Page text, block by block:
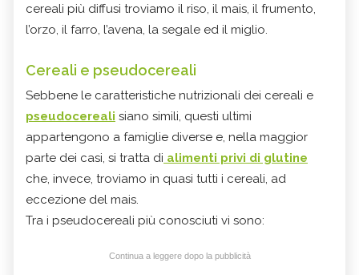
cereali più diffusi troviamo il riso, il mais, il frumento,
l’orzo, il farro, l’avena, la segale ed il miglio.
Cereali e pseudocereali
Sebbene le caratteristiche nutrizionali dei cereali e
pseudocereali siano simili, questi ultimi
appartengono a famiglie diverse e, nella maggior
parte dei casi, si tratta di alimenti privi di glutine
che, invece, troviamo in quasi tutti i cereali, ad
eccezione del mais.
Tra i pseudocereali più conosciuti vi sono:
Continua a leggere dopo la pubblicità